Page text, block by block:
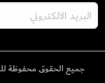
جميع الحقوق محفوظة